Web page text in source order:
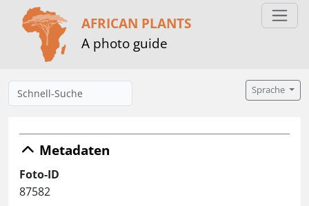
AFRICAN PLANTS
A photo guide
Sprache
Metadaten
Foto-ID
87582